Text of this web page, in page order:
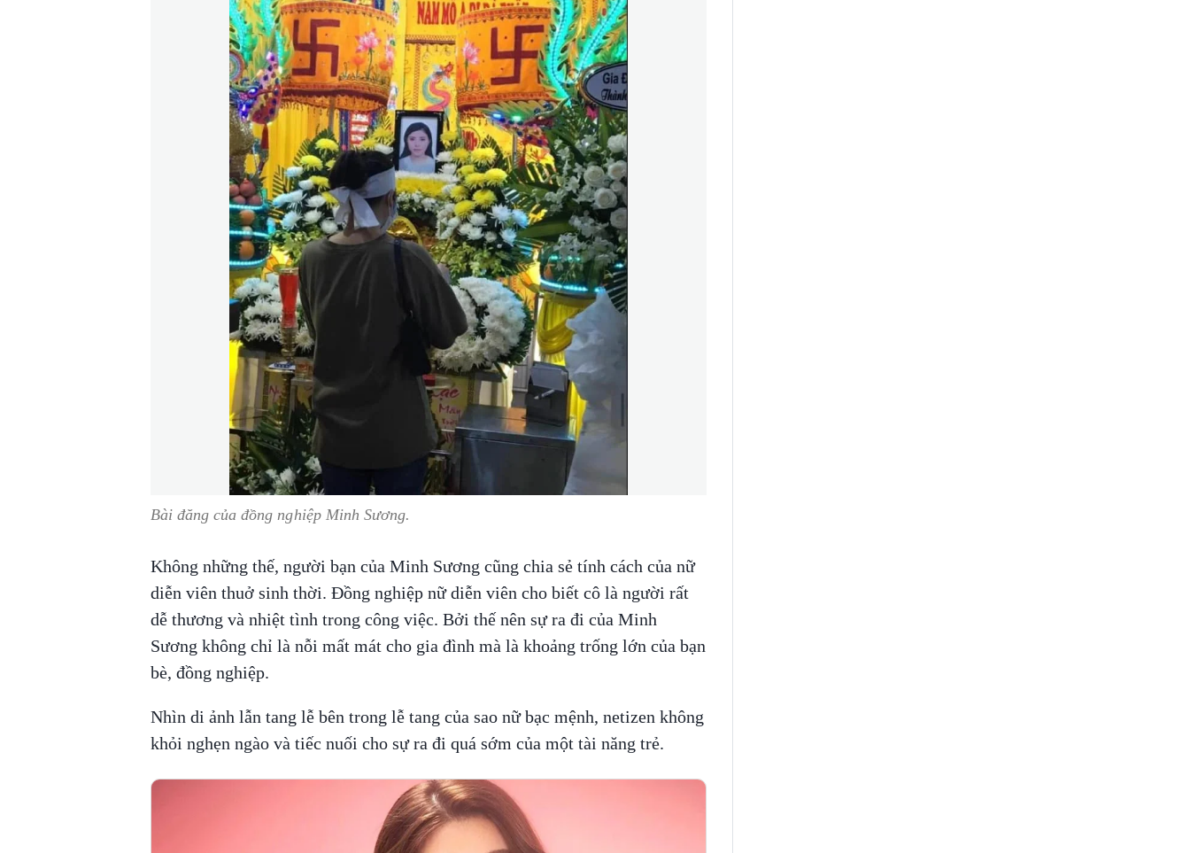
Bài đăng của đồng nghiệp Minh Sương.
Không những thế, người bạn của Minh Sương cũng chia sẻ tính cách của nữ
diễn viên thuở sinh thời. Đồng nghiệp nữ diễn viên cho biết cô là người rất
dễ thương và nhiệt tình trong công việc. Bởi thế nên sự ra đi của Minh
Sương không chỉ là nỗi mất mát cho gia đình mà là khoảng trống lớn của bạn
bè, đồng nghiệp.
Nhìn di ảnh lẫn tang lễ bên trong lễ tang của sao nữ bạc mệnh, netizen không
khỏi nghẹn ngào và tiếc nuối cho sự ra đi quá sớm của một tài năng trẻ.